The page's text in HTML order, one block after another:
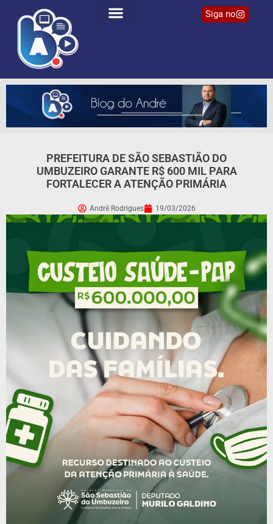
Siga no
PREFEITURA DE SÃO SEBASTIÃO DO
UMBUZEIRO GARANTE R$ 600 MIL PARA
FORTALECER A ATENÇÃO PRIMÁRIA
André Rodrigues 19/03/2026